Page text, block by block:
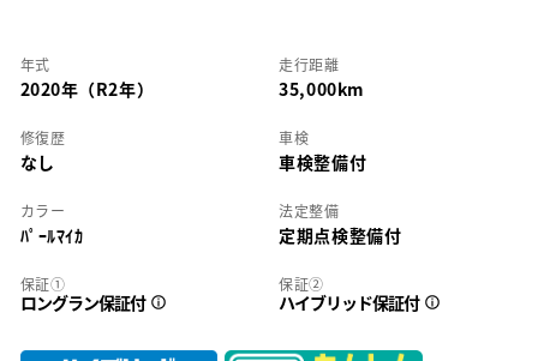
年式
2020年（R2年）
走行距離
35,000km
修復歴
なし
車検
車検整備付
カラー
ﾊﾟｰﾙﾏｲｶ
法定整備
定期点検整備付
保証①
ロングラン保証付
保証②
ハイブリッド保証付